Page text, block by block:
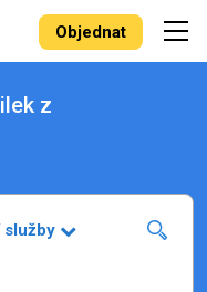
Objednat
z
služby